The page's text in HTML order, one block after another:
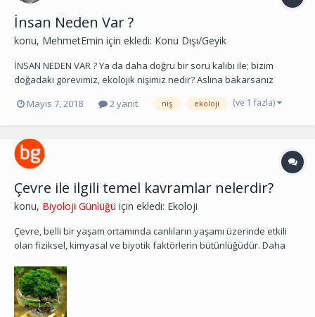
İnsan Neden Var ?
konu, MehmetEmin için ekledi: Konu Dışı/Geyik
İNSAN NEDEN VAR ? Ya da daha doğru bir soru kalıbı ile; bizim
doğadaki görevimiz, ekolojik nişimiz nedir? Aslına bakarsanız
araştırma yaptığınızda bir çok kaynaktan çıkan farklı sonuçları
göreceksiniz yani tam bir fikir bütünlüğü yok. Çoğu ‘’bilim’’ sayfası
Mayıs 7, 2018 2 yanıt niş ekoloji (ve 1 fazla)
Çevre ile ilgili temel kavramlar nelerdir?
konu, Biyoloji Günlüğü için ekledi: Ekoloji
Çevre, belli bir yaşam ortamında canlıların yaşamı üzerinde etkili
olan fiziksel, kimyasal ve biyotik faktörlerin bütünlüğüdür. Daha
faktörler onun çevresidir. Bu tanımlarda ortak olan canlı ve cansız
varlıklar arasındaki ilişki, diğe...